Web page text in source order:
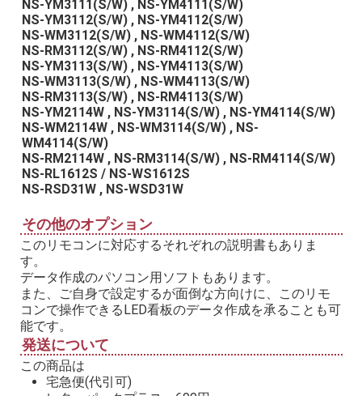
NS-YM3111(S/W) , NS-YM4111(S/W)
NS-YM3112(S/W) , NS-YM4112(S/W)
NS-WM3112(S/W) , NS-WM4112(S/W)
NS-RM3112(S/W) , NS-RM4112(S/W)
NS-YM3113(S/W) , NS-YM4113(S/W)
NS-WM3113(S/W) , NS-WM4113(S/W)
NS-RM3113(S/W) , NS-RM4113(S/W)
NS-YM2114W , NS-YM3114(S/W) , NS-YM4114(S/W)
NS-WM2114W , NS-WM3114(S/W) , NS-
WM4114(S/W)
NS-RM2114W , NS-RM3114(S/W) , NS-RM4114(S/W)
NS-RL1612S / NS-WS1612S
NS-RSD31W , NS-WSD31W
その他のオプション
このリモコンに対応するそれぞれの説明書もありま
す。
データ作成のパソコン用ソフトもあります。
また、ご自身で設定するが面倒な方向けに、このリモ
コンで操作できるLED看板のデータ作成を承ることも可
能です。
発送について
この商品は
宅急便(代引可)